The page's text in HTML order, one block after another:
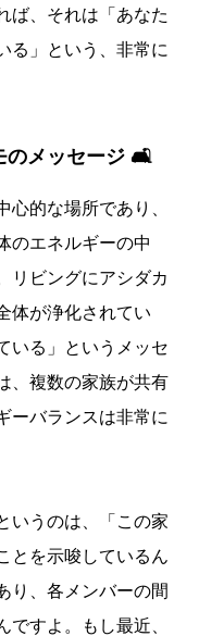
ば、それは「あなた
る」という、非常に
のメッセージ 🛋️
心的な場所であり、
のエネルギーの中
リビングにアシダカ
体が浄化されてい
いる」というメッセ
、複数の家族が共有
ーバランスは非常に
いうのは、「この家
とを示唆しているん
り、各メンバーの間
ですよ。もし最近、